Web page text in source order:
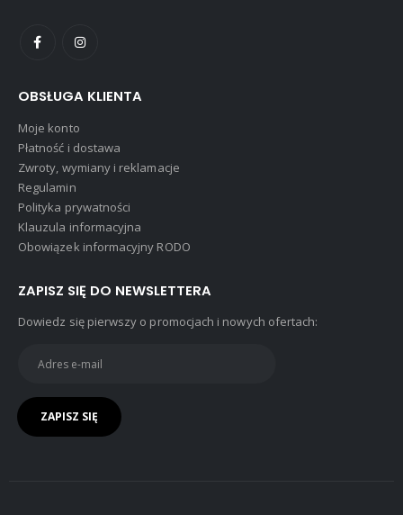
OBSŁUGA KLIENTA
Moje konto
Płatność i dostawa
Zwroty, wymiany i reklamacje
Regulamin
Polityka prywatności
Klauzula informacyjna
Obowiązek informacyjny RODO
ZAPISZ SIĘ DO NEWSLETTERA
Dowiedz się pierwszy o promocjach i nowych ofertach: